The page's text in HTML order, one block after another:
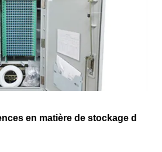
en matière de stockage d